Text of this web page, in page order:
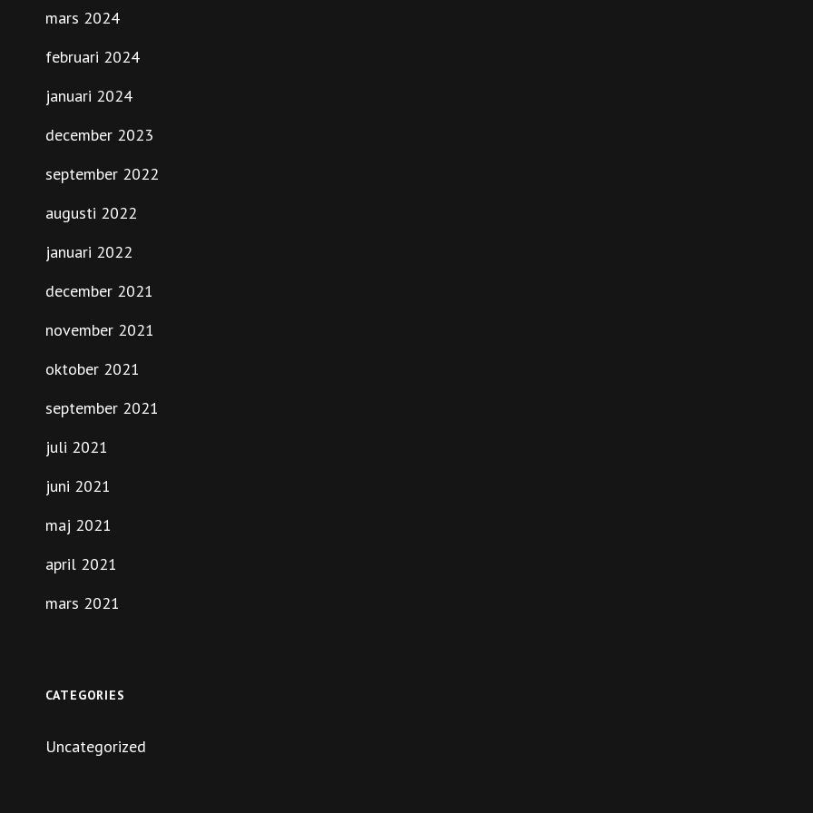
mars 2024
februari 2024
januari 2024
december 2023
september 2022
augusti 2022
januari 2022
december 2021
november 2021
oktober 2021
september 2021
juli 2021
juni 2021
maj 2021
april 2021
mars 2021
CATEGORIES
Uncategorized